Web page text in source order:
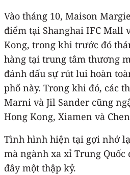
Vào tháng 10, Maison
điểm tại Shanghai IFC Mall
Kong, trong khi trước đó
hàng tại trung tâm thương
đánh dấu sự rút lui hoàn
phố này. Trong khi đó, các
Marni và Jil Sander cũng
Hong Kong, Xiamen và
Tình hình hiện tại gợi nhớ
mà ngành xa xỉ Trung Quốc
đây một thập kỷ.